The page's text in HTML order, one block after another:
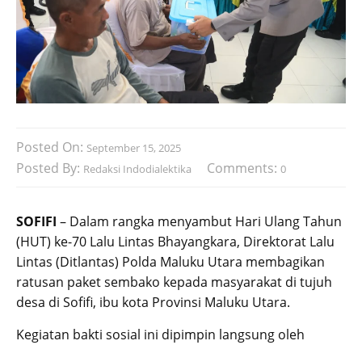
Posted On: September 15, 2025
Posted By: Redaksi Indodialektika Comments: 0
SOFIFI – Dalam rangka menyambut Hari Ulang Tahun
(HUT) ke-70 Lalu Lintas Bhayangkara, Direktorat Lalu
Lintas (Ditlantas) Polda Maluku Utara membagikan
ratusan paket sembako kepada masyarakat di tujuh
desa di Sofifi, ibu kota Provinsi Maluku Utara.
Kegiatan bakti sosial ini dipimpin langsung oleh